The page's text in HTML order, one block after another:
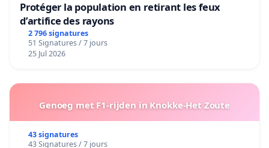
Protéger la population en retirant les feux
d’artifice des rayons
2 796 signatures
51 Signatures / 7 jours
25 Jul 2026
Genoeg met F1-rijden in Knokke-Het Zoute
43 signatures
43 Signatures / 7 jours